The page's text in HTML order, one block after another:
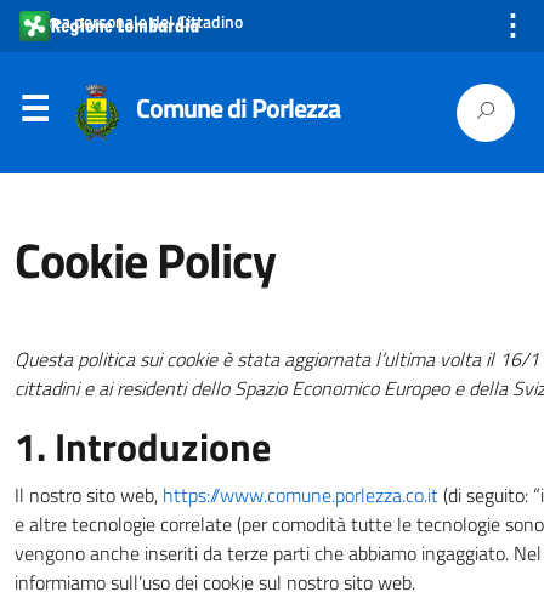
Area personale del Cittadino ⋮
Comune di Porlezza
Cookie Policy
Questa politica sui cookie è stata aggiornata l’ultima volta il 16/
cittadini e ai residenti dello Spazio Economico Europeo e della
1. Introduzione
Il nostro sito web, https://www.comune.porlezza.co.it(di seguito:
e altre tecnologie correlate (per comodità tutte le tecnologie
vengono anche inseriti da terze parti che abbiamo ingaggiato.
informiamo sull’uso dei cookie sul nostro sito web.